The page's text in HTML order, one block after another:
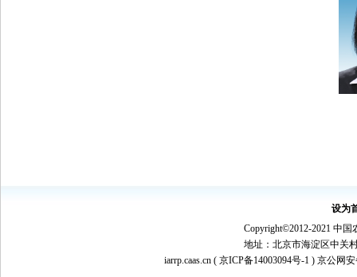
设为
Copyright©2012-2021 中
地址：北京市海淀区中关
iarrp.caas.cn ( 京ICP备14003094号-1 ) 京公网